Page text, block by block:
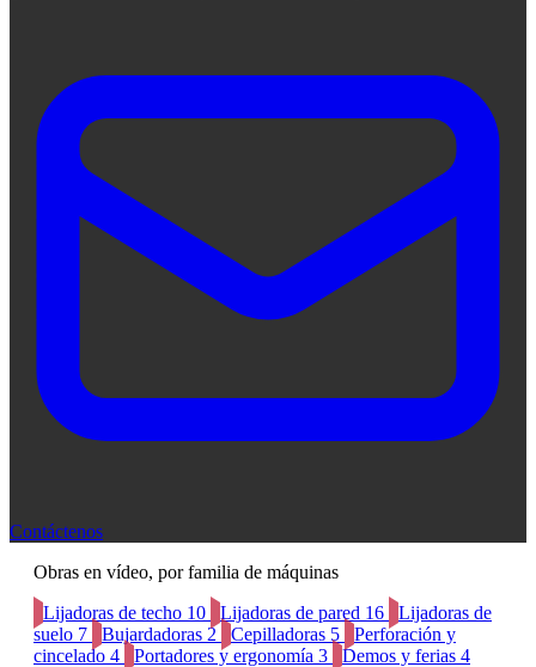
Contáctenos
Obras en vídeo, por familia de máquinas
Lijadoras de techo 10 Lijadoras de pared 16
Lijadoras de
suelo 7 Bujardadoras 2 Cepilladoras 5
Perforación y
cincelado 4 Portadores y ergonomía 3 Demos y ferias 4